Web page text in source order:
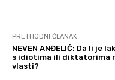
PRETHODNI ČLANAK
NEVEN ANĐELIĆ: Da li je
s idiotima ili diktatorima
vlasti?